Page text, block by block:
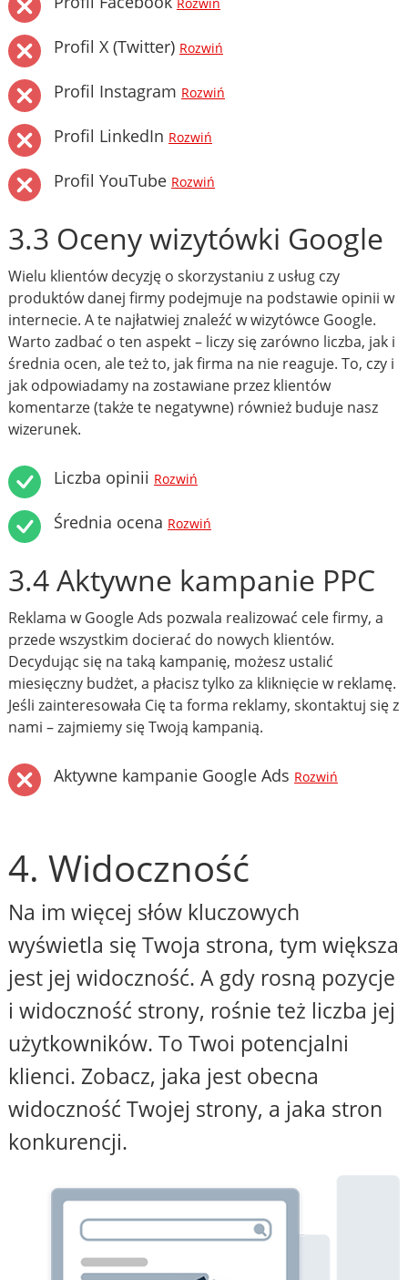
Rozwiń
Profil X (Twitter) Rozwiń
Profil Instagram Rozwiń
Profil LinkedIn Rozwiń
Profil YouTube Rozwiń
3.3 Oceny wizytówki Google
Wielu klientów decyzję o skorzystaniu z usług czy
produktów danej firmy podejmuje na podstawie opinii w
internecie. A te najłatwiej znaleźć w wizytówce Google.
Warto zadbać o ten aspekt – liczy się zarówno liczba, jak i
średnia ocen, ale też to, jak firma na nie reaguje. To, czy i
jak odpowiadamy na zostawiane przez klientów
komentarze (także te negatywne) również buduje nasz
wizerunek.
Liczba opinii Rozwiń
Średnia ocena Rozwiń
3.4 Aktywne kampanie PPC
Reklama w Google Ads pozwala realizować cele firmy, a
przede wszystkim docierać do nowych klientów.
Decydując się na taką kampanię, możesz ustalić
miesięczny budżet, a płacisz tylko za kliknięcie w reklamę.
Jeśli zainteresowała Cię ta forma reklamy, skontaktuj się z
nami – zajmiemy się Twoją kampanią.
Aktywne kampanie Google Ads Rozwiń
4. Widoczność
Na im więcej słów kluczowych
wyświetla się Twoja strona, tym większa
jest jej widoczność. A gdy rosną pozycje
i widoczność strony, rośnie też liczba jej
użytkowników. To Twoi potencjalni
klienci. Zobacz, jaka jest obecna
widoczność Twojej strony, a jaka stron
konkurencji.